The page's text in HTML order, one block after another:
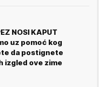
NOSI KAPUT
uz pomoć kog
da postignete
izgled ove zime